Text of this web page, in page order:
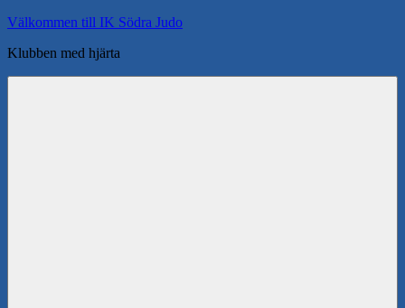
Hoppa
innehåll
Välkommen till IK Södra Judo
Klubben med hjärta